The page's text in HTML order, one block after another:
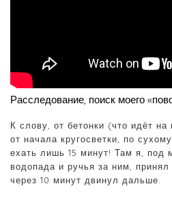
Расследование, поиск моего
К слову, от бетонки (что идёт
от начала кругосветки, по
ехать лишь 15 минут! Там я, под
водопада и ручья за ним,
через 10 минут двинул дальше.